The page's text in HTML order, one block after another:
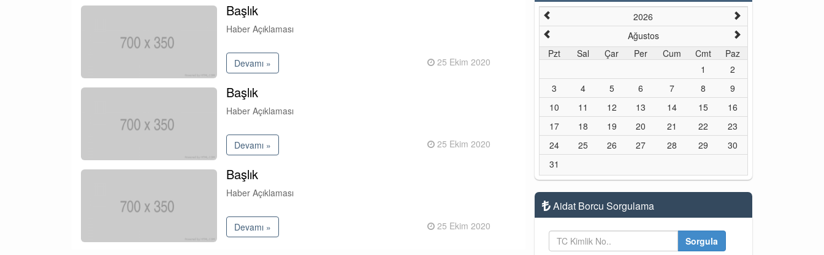
Başlık
Haber Açıklaması
Devamı » 25 Ekim 2020
Başlık
Haber Açıklaması
Devamı » 25 Ekim 2020
Başlık
Haber Açıklaması
Devamı » 25 Ekim 2020
2026
Ağustos
Pzt
Sal Çar Per Cum Cmt
Paz
1
2
3
4 5 6 7 8
9
10
11 12 13 14 15
16
17
18 19 20 21 22
23
24
25 26 27 28 29
30
31
Aidat Borcu Sorgulama
Sorgula